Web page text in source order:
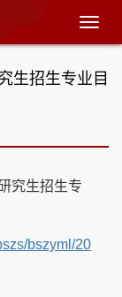
展
开
单
生招生专业目
究生招生专
bszyml/20